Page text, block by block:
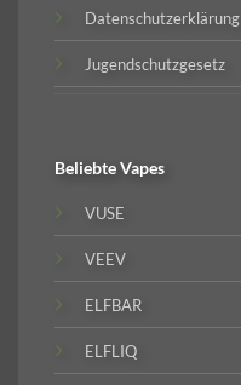
Datenschutzerklärung
Jugendschutzgesetz
BeliebteVapes
VUSE
VEEV
ELFBAR
ELFLIQ